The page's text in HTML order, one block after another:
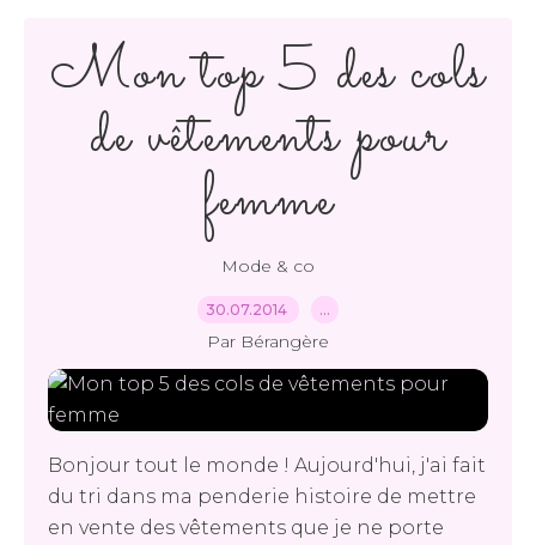
Mon top 5 des cols
de vêtements pour
femme
Mode & co
30.07.2014 …
Par Bérangère
Bonjour tout le monde ! Aujourd'hui, j'ai fait
du tri dans ma penderie histoire de mettre
en vente des vêtements que je ne porte